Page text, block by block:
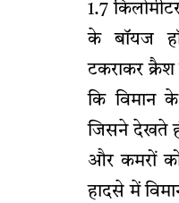
1.7
के बॉयज
टकराकर क्रैश
कि
जिसने देखते
और कमरों
हादसे में